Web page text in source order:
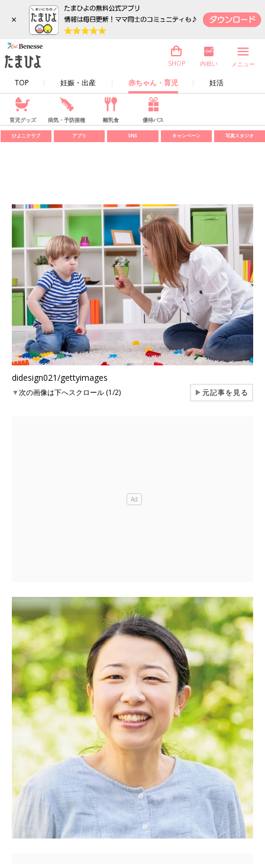
×
TOP 妊娠・出産 赤ちゃん・育児 妊活
SHOP 内祝い メニュー
育児グッズ 病気・予防接種 離乳食 優待パス
ひよこクラブ アプリ SNS キャンペーン 写真スタジオ
didesign021/gettyimages
▼次の画像は下へスクロール (1/2) ▶元記事を見る